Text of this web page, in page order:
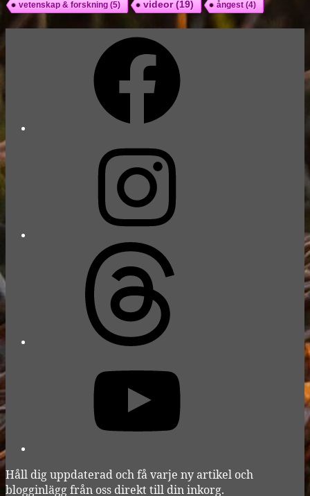
vetenskap & forskning (5) videor(19) ångest(4)
Håll dig uppdaterad och få varje ny artikel och
blogginlägg från oss direkt till din inkorg.